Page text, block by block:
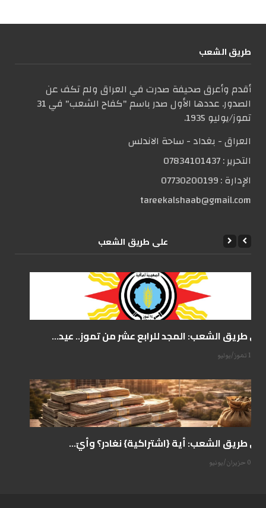
طریق الشعب
أقدم وأعرق صحيفة صدرت في العراق ولم تكف عن
الصدور. عددها الأول صدر باسم "كفاح الشعب" في 31
تموز/يوليو 1935.
العراق - بغداد - ساحة الاندلس
التحریر :07834101437
الإدارة :07730200199
tareekalshaab@gmail.com
علی طریق الشعب
على طريق الشعب: المجد للرابع عشر من تموز.. عيد...
14 تموز/يوليو
على طريق الشعب: أية {اشتراكية} نغادر؟ وأيّ...
07 حزيران/يونيو